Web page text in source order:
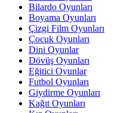
Bilardo Oyunları
Boyama Oyunları
Çizgi Film Oyunları
Çocuk Oyunları
Dini Oyunlar
Dövüş Oyunları
Eğitici Oyunlar
Futbol Oyunları
Giydirme Oyunları
Kağıt Oyunları